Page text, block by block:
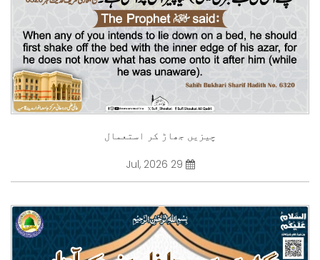
چیزیں جھاڑ کر استعمال